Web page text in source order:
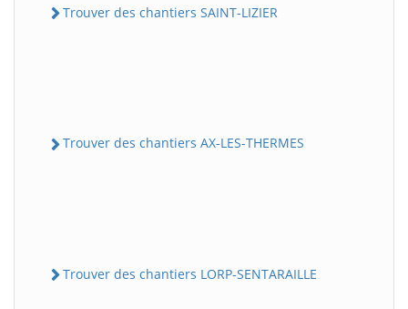
Trouver des chantiers SAINT-LIZIER
Trouver des chantiers AX-LES-THERMES
Trouver des chantiers LORP-SENTARAILLE